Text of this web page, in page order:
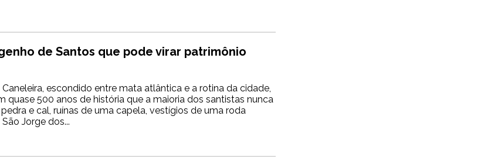
de Santos que pode virar patrimônio
escondido entre mata atlântica e a rotina da cidade,
quase 500 anos de história que a maioria dos santistas nunca
e cal, ruínas de uma capela, vestígios de uma roda
Jorge dos...